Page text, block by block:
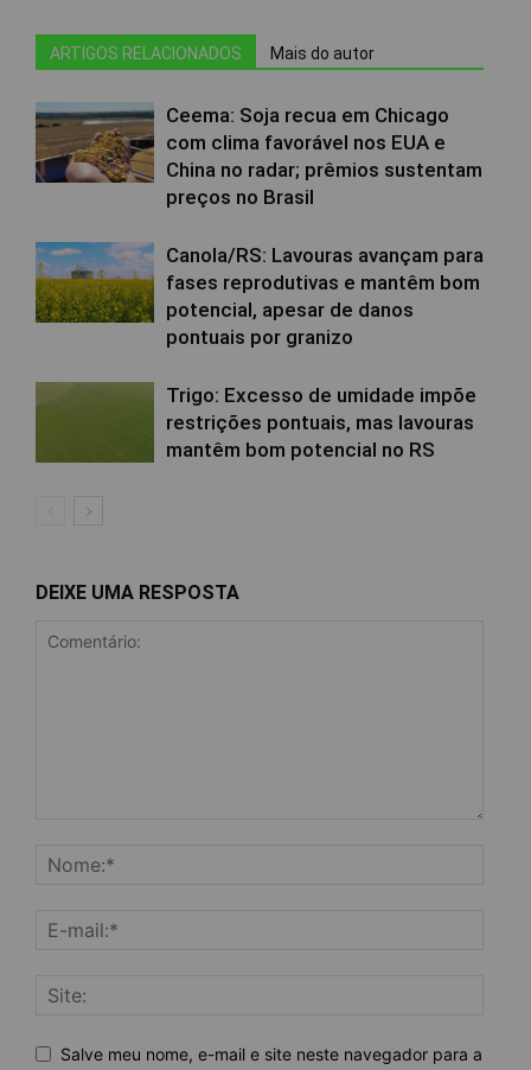
ARTIGOS RELACIONADOS Mais do autor
Ceema: Soja recua em Chicago
com clima favorável nos EUA e
China no radar; prêmios sustentam
preços no Brasil
Canola/RS: Lavouras avançam para
fases reprodutivas e mantêm bom
potencial, apesar de danos
pontuais por granizo
Trigo: Excesso de umidade impõe
restrições pontuais, mas lavouras
mantêm bom potencial no RS
DEIXE UMA RESPOSTA
Salve meu nome, e-mail e site neste navegador para a